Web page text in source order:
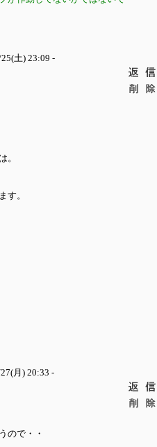
土) 23:09 -
。
す。
月) 20:33 -
ので・・